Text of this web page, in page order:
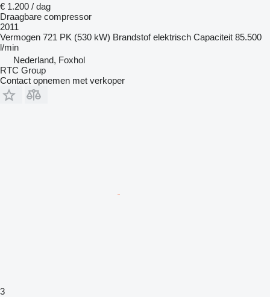
€ 1.200 / dag
Draagbare compressor
2011
Vermogen 721 PK (530 kW) Brandstof elektrisch Capaciteit 85.500
l/min
Nederland, Foxhol
RTC Group
Contact opnemen met verkoper
3